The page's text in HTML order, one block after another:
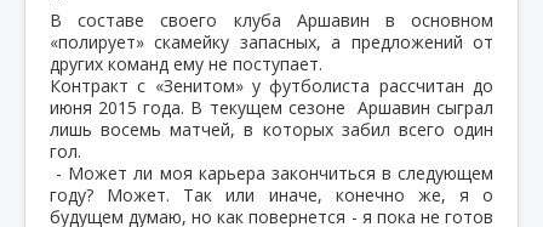
В составе своего клуба Аршавин в основном
«полирует» скамейку запасных, а предложений от
других команд ему не поступает.
Контракт с «Зенитом» у футболиста рассчитан до
июня 2015 года. В текущем сезоне Аршавин сыграл
лишь восемь матчей, в которых забил всего один
гол.
- Может ли моя карьера закончиться в следующем
году? Может. Так или иначе, конечно же, я о
будущем думаю, но как повернется - я пока не готов